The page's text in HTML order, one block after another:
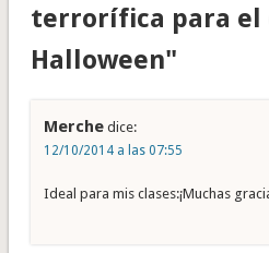
terrorífica para el
Halloween"
Merche dice:
12/10/2014 a las 07:55
Ideal para mis clases:¡Muchas